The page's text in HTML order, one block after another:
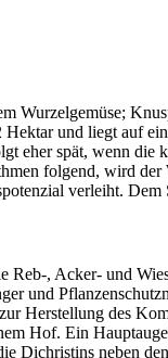
Wurzelgemüse;
und liegt auf
eher spät, wenn
folgend, wird
verleiht.
Reb-, Acker- und
und
Herstellung des
Hof. Ein
Dichristins neben